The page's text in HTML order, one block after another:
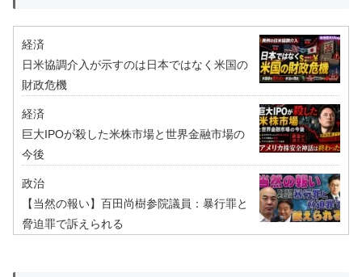
経済
日米協調介入が示すのは日本ではなく米国の
財政危機
経済
巨大IPOが殺した米株市場と世界金融市場の
今後
政治
【当然の報い】百田尚樹参院議員：暴行罪と
脅迫罪で訴えられる